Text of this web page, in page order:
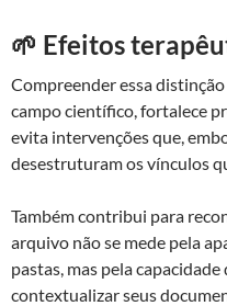
🌱 Efeitos
Compreender essa
campo científico, fortalece
evita intervenções que,
desestruturam os vínculos
Também contribui para
arquivo não se mede pela
pastas, mas pela
contextualizar seus